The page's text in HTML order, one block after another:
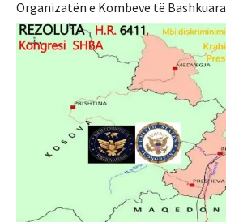
Organizatën e Kombeve të Bashkuara